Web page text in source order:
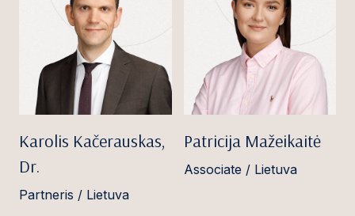
Karolis Kačerauskas,
Dr.
Partneris / Lietuva
Patricija Mažeikaitė
Associate / Lietuva